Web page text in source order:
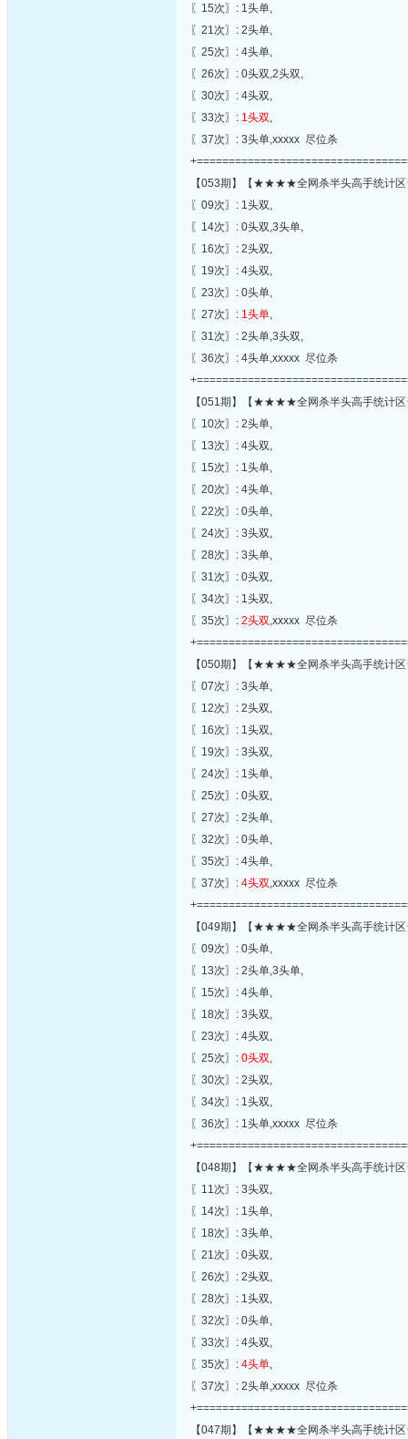
〖15次〗: 1头单,
〖21次〗: 2头单,
〖25次〗: 4头单,
〖26次〗: 0头双,2头双,
〖30次〗: 4头双,
〖33次〗: 1头双,
〖37次〗: 3头单,xxxxx 尽位杀
【053期】【★★★★全网杀半头高手统计
〖09次〗: 1头双,
〖14次〗: 0头双,3头单,
〖16次〗: 2头双,
〖19次〗: 4头双,
〖23次〗: 0头单,
〖27次〗: 1头单,
〖31次〗: 2头单,3头双,
〖36次〗: 4头单,xxxxx 尽位杀
【051期】【★★★★全网杀半头高手统计
〖10次〗: 2头单,
〖13次〗: 4头双,
〖15次〗: 1头单,
〖20次〗: 4头单,
〖22次〗: 0头单,
〖24次〗: 3头双,
〖28次〗: 3头单,
〖31次〗: 0头双,
〖34次〗: 1头双,
〖35次〗: 2头双,xxxxx 尽位杀
【050期】【★★★★全网杀半头高手统计
〖07次〗: 3头单,
〖12次〗: 2头双,
〖16次〗: 1头双,
〖19次〗: 3头双,
〖24次〗: 1头单,
〖25次〗: 0头双,
〖27次〗: 2头单,
〖32次〗: 0头单,
〖35次〗: 4头单,
〖37次〗: 4头双,xxxxx 尽位杀
【049期】【★★★★全网杀半头高手统计
〖09次〗: 0头单,
〖13次〗: 2头单,3头单,
〖15次〗: 4头单,
〖18次〗: 3头双,
〖23次〗: 4头双,
〖25次〗: 0头双,
〖30次〗: 2头双,
〖34次〗: 1头双,
〖36次〗: 1头单,xxxxx 尽位杀
【048期】【★★★★全网杀半头高手统计
〖11次〗: 3头双,
〖14次〗: 1头单,
〖18次〗: 3头单,
〖21次〗: 0头双,
〖26次〗: 2头双,
〖28次〗: 1头双,
〖32次〗: 0头单,
〖33次〗: 4头双,
〖35次〗: 4头单,
〖37次〗: 2头单,xxxxx 尽位杀
【047期】【★★★★全网杀半头高手统计